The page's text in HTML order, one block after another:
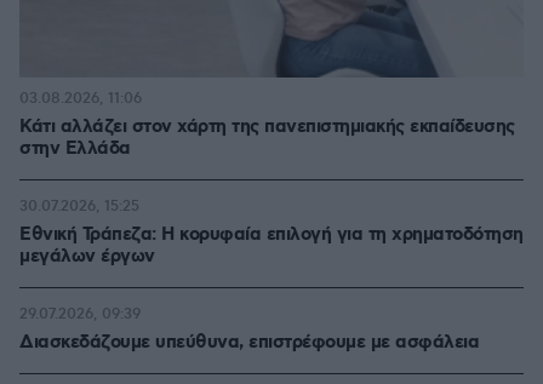
Κάτι αλλάζει στον χάρτη της πανεπιστημιακής εκπαίδευσης
στην Ελλάδα
03.08.2026, 11:06
Εθνική Τράπεζα: Η κορυφαία επιλογή για τη χρηματοδότηση
μεγάλων έργων
30.07.2026, 15:25
Διασκεδάζουμε υπεύθυνα, επιστρέφουμε με ασφάλεια
29.07.2026, 09:39